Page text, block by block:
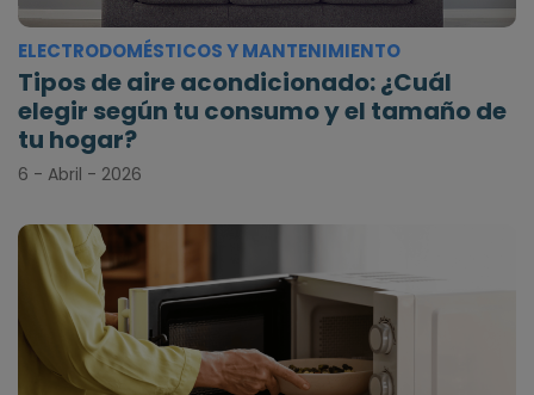
ELECTRODOMÉSTICOS Y MANTENIMIENTO
Tipos de aire acondicionado: ¿Cuál
elegir según tu consumo y el tamaño de
tu hogar?
6 - Abril - 2026